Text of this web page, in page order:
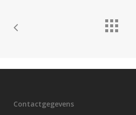
Contactgegevens